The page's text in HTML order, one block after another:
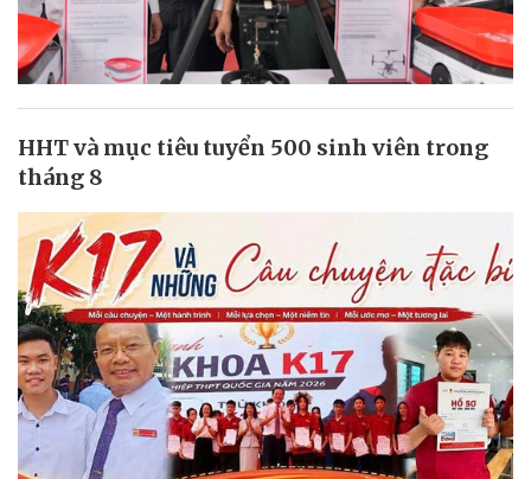
HHT và mục tiêu tuyển 500 sinh viên trong
tháng 8